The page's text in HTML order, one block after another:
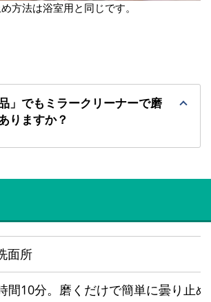
方法は浴室用と同じです。
」でもミラークリーナーで磨
りますか？
面所
間10分。磨くだけで簡単に曇り止